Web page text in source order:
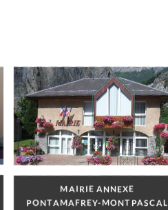
MAIRIE ANNEXE
PONTAMAFREY-MONTPASCAL